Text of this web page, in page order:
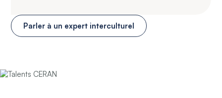
Parler à un expert interculturel